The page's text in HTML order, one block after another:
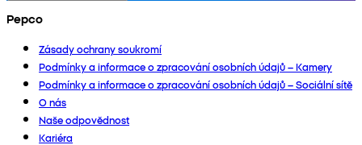
Pepco
Zásady ochrany soukromí
Podmínky a informace o zpracování osobních údajů – Kamery
Podmínky a informace o zpracování osobních údajů – Sociální sítě
O nás
Naše odpovědnost
Kariéra